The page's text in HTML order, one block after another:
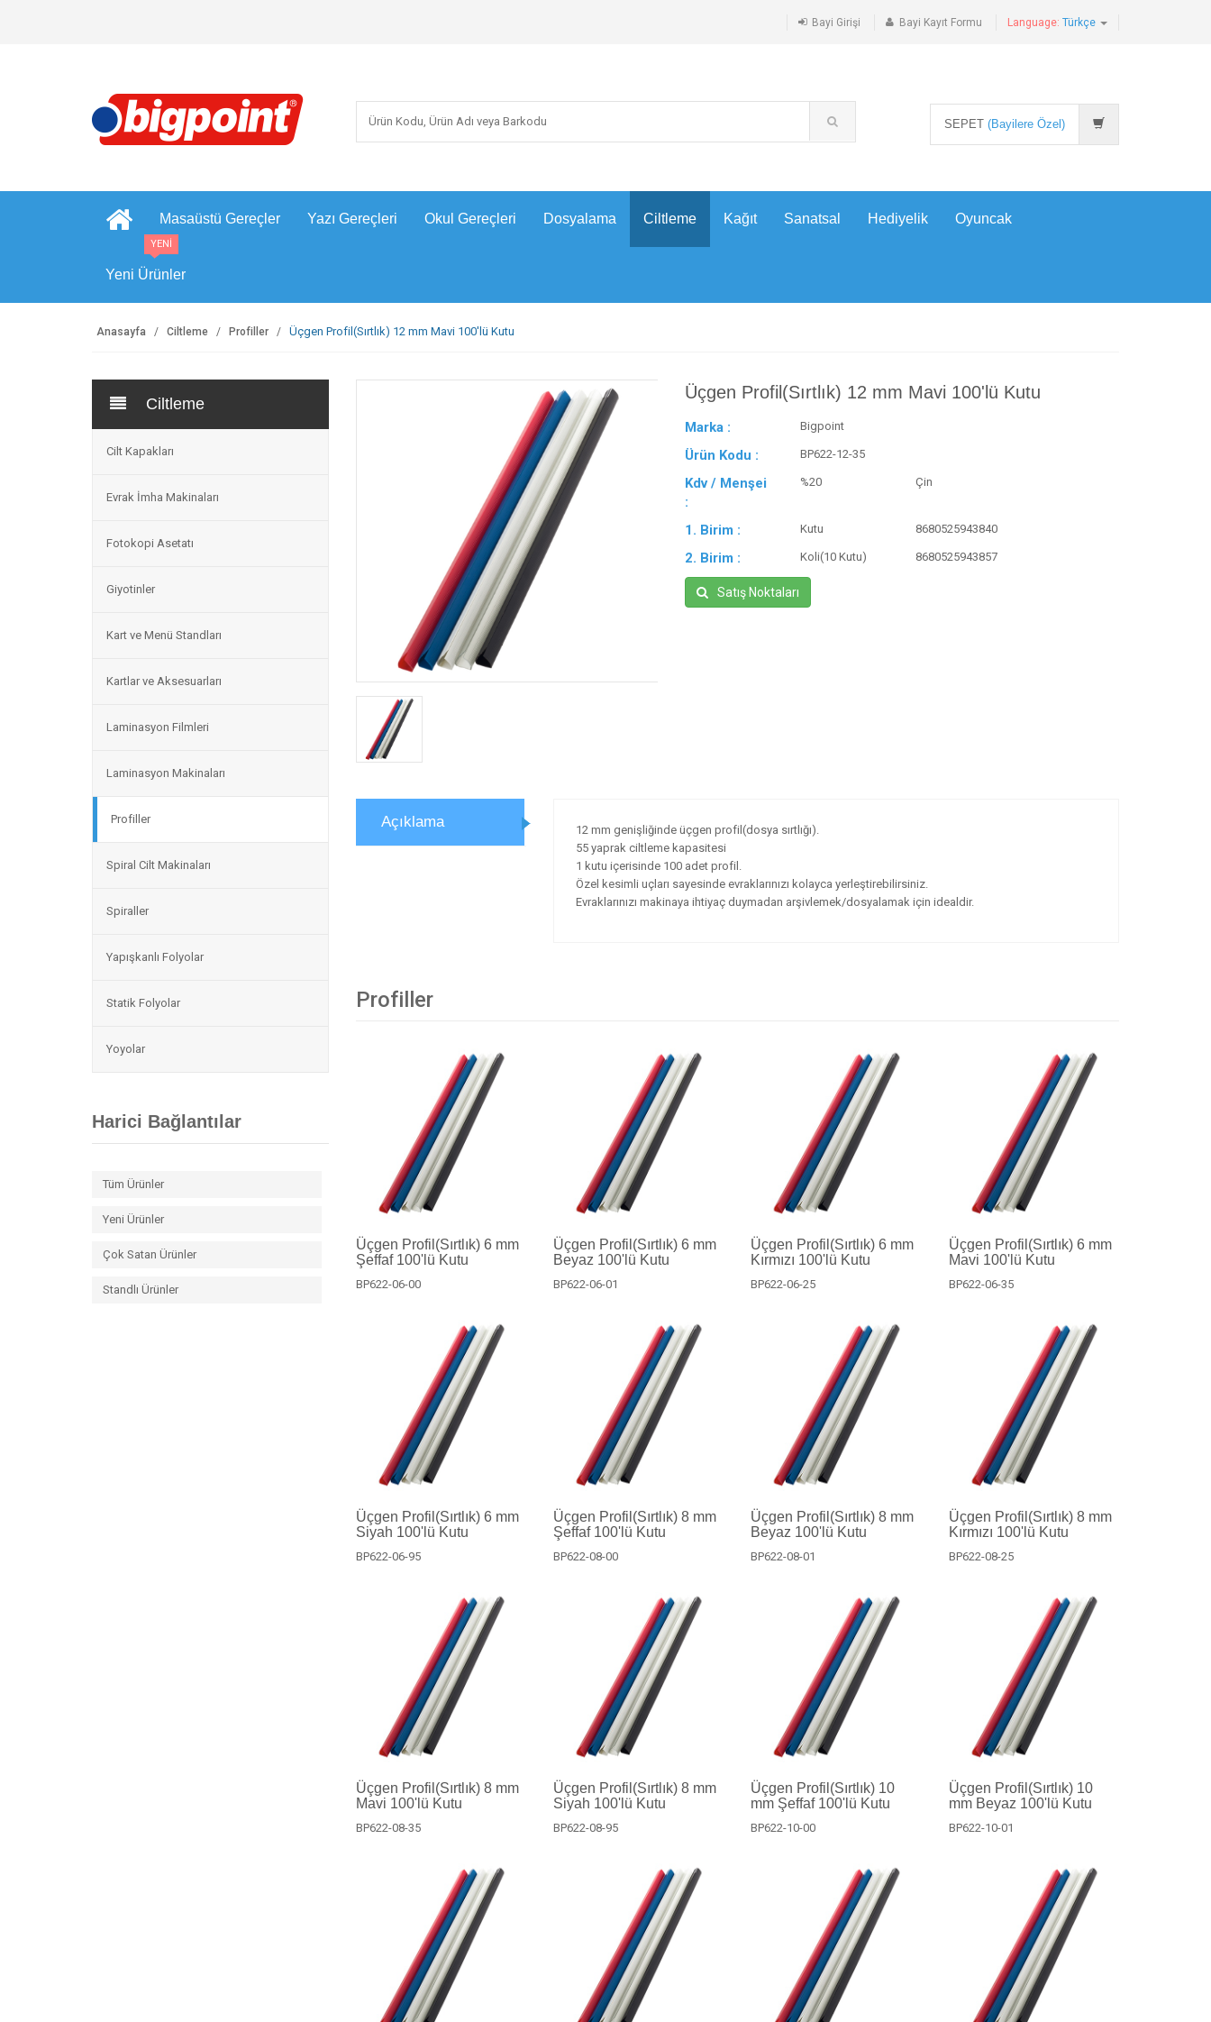
Bayi Girişi Bayi Kayıt Formu Language: Türkçe
SEPET (Bayilere Özel)
Masaüstü Gereçler Yazı Gereçleri Okul Gereçleri Dosyalama Ciltleme Kağıt Sanatsal Hediyelik Oyuncak
Yeni Ürünler
YENİ
Anasayfa Ciltleme Profiller Üçgen Profil(Sırtlık) 12 mm Mavi 100'lü Kutu
Ciltleme
Cilt Kapakları
Evrak İmha Makinaları
Fotokopi Asetatı
Giyotinler
Kart ve Menü Standları
Kartlar ve Aksesuarları
Laminasyon Filmleri
Laminasyon Makinaları
Profiller
Spiral Cilt Makinaları
Spiraller
Yapışkanlı Folyolar
Statik Folyolar
Yoyolar
Harici Bağlantılar
Tüm Ürünler
Yeni Ürünler
Çok Satan Ürünler
Standlı Ürünler
Üçgen Profil(Sırtlık) 12 mm Mavi 100'lü Kutu
Marka : Bigpoint
Ürün Kodu : BP622-12-35
Kdv / Menşei
:
%20 Çin
1. Birim : Kutu 8680525943840
2. Birim : Koli(10 Kutu) 8680525943857
Satış Noktaları
Açıklama
12 mm genişliğinde üçgen profil(dosya sırtlığı).
55 yaprak ciltleme kapasitesi
1 kutu içerisinde 100 adet profil.
Özel kesimli uçları sayesinde evraklarınızı kolayca yerleştirebilirsiniz.
Evraklarınızı makinaya ihtiyaç duymadan arşivlemek/dosyalamak için idealdir.
Profiller
Üçgen Profil(Sırtlık) 6 mm
Şeffaf 100'lü Kutu
BP622-06-00
Üçgen Profil(Sırtlık) 6 mm
Beyaz 100'lü Kutu
BP622-06-01
Üçgen Profil(Sırtlık) 6 mm
Kırmızı 100'lü Kutu
BP622-06-25
Üçgen Profil(Sırtlık) 6 mm
Mavi 100'lü Kutu
BP622-06-35
Üçgen Profil(Sırtlık) 6 mm
Siyah 100'lü Kutu
BP622-06-95
Üçgen Profil(Sırtlık) 8 mm
Şeffaf 100'lü Kutu
BP622-08-00
Üçgen Profil(Sırtlık) 8 mm
Beyaz 100'lü Kutu
BP622-08-01
Üçgen Profil(Sırtlık) 8 mm
Kırmızı 100'lü Kutu
BP622-08-25
Üçgen Profil(Sırtlık) 8 mm
Mavi 100'lü Kutu
BP622-08-35
Üçgen Profil(Sırtlık) 8 mm
Siyah 100'lü Kutu
BP622-08-95
Üçgen Profil(Sırtlık) 10
mm Şeffaf 100'lü Kutu
BP622-10-00
Üçgen Profil(Sırtlık) 10
mm Beyaz 100'lü Kutu
BP622-10-01